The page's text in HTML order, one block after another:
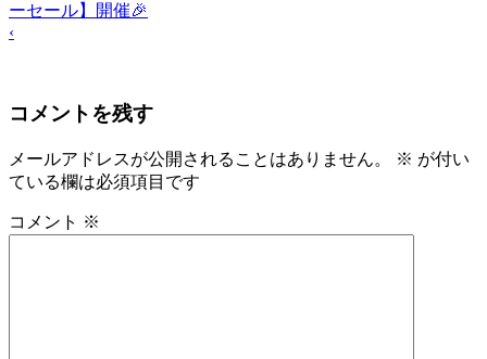
ーセール】開催🎉
‹
コメントを残す
メールアドレスが公開されることはありません。 ※ が付い
ている欄は必須項目です
コメント ※